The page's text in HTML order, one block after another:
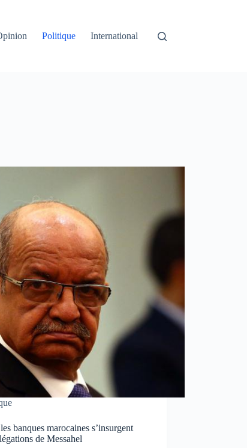
Politique International
banques marocaines s’insurgent
de Messahel